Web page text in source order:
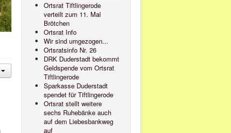
Ortsrat Tiftlingerode
verteilt zum 11. Mal
Brötchen
Ortsrat Info
Wir sind umgezogen...
Ortsratsinfo Nr. 26
DRK Duderstadt bekommt
Geldspende vom Ortsrat
Tiftlingerode
Sparkasse Duderstadt
spendet für Tiftlingerode
Ortsrat stellt weitere
sechs Ruhebänke auch
auf dem Liebesbankweg
auf